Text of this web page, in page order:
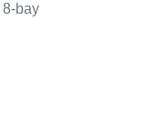
8-bay